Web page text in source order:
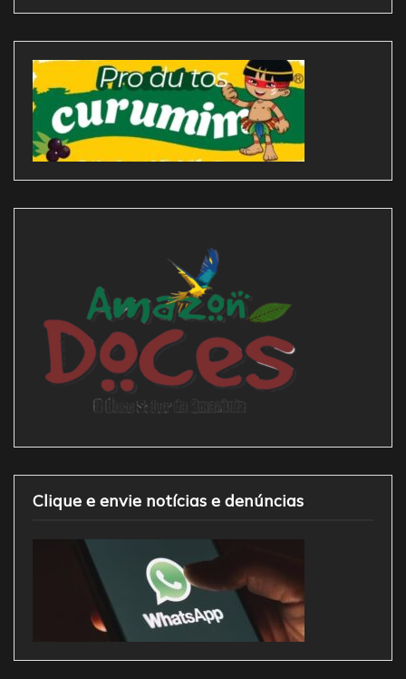
Clique e envie notícias e denúncias